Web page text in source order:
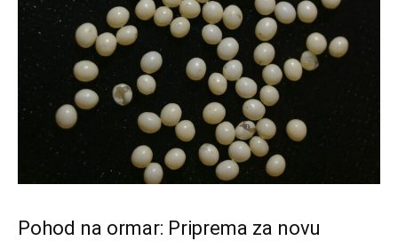
Pohod na ormar: Priprema za novu